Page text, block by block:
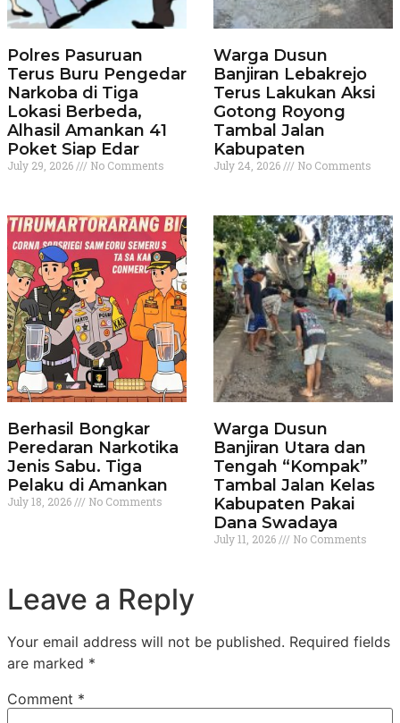
Polres Pasuruan
Terus Buru Pengedar
Narkoba di Tiga
Lokasi Berbeda,
Alhasil Amankan 41
Poket Siap Edar
July 29, 2026 No Comments
Warga Dusun
Banjiran Lebakrejo
Terus Lakukan Aksi
Gotong Royong
Tambal Jalan
Kabupaten
July 24, 2026 No Comments
Berhasil Bongkar
Peredaran Narkotika
Jenis Sabu. Tiga
Pelaku di Amankan
July 18, 2026 No Comments
Warga Dusun
Banjiran Utara dan
Tengah “Kompak”
Tambal Jalan Kelas
Kabupaten Pakai
Dana Swadaya
July 11, 2026 No Comments
Leave a Reply
Your email address will not be published. Required fields
are marked *
Comment *